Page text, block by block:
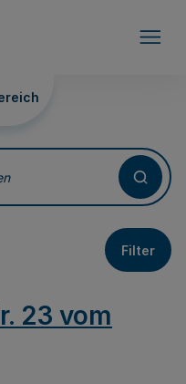
Filter
23 vom